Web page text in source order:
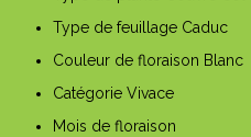
Type de feuillage Caduc
Couleur de floraison Blanc
Catégorie Vivace
Mois de floraison